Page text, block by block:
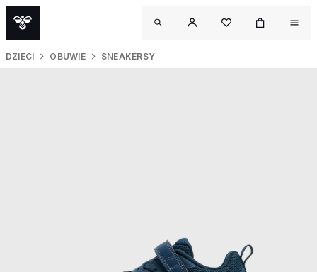
DZIECI OBUWIE SNEAKERSY